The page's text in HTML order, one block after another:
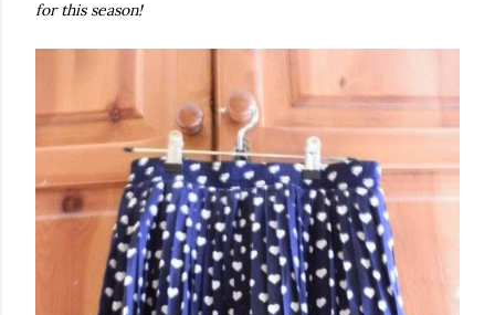
for this season!